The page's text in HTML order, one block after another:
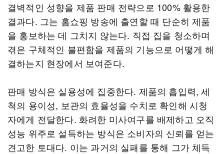
결벽적인 성향을 제품 판매 전략으로 100% 활용한
결과다. 그는 홈쇼핑 방송에 출연할 때 단순히 제품
을 홍보하는 데 그치지 않는다. 직접 집을 청소하며
겪은 구체적인 불편함을 제품의 기능으로 어떻게 해
결하는지 현장에서 보여준다.
판매 방식은 실용성에 집중한다. 제품의 흡입력, 세
척의 용이성, 보관의 효율성을 수치로 확인해 시청
자에게 전달한다. 화려한 미사여구를 배제하고 오직
성능 위주로 설득하는 방식은 소비자의 신뢰를 얻는
견고한 토대다. 이는 과거의 실패를 통해 그가 체득